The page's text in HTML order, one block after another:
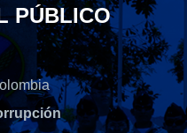
PÚBLICO